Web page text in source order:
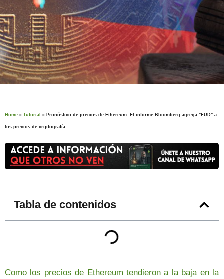
Home » Tutorial » Pronóstico de precios de Ethereum: El informe Bloomberg agrega "FUD" a
los precios de criptografía
Tabla de contenidos
Como los precios de Ethereum tendieron a la baja en la